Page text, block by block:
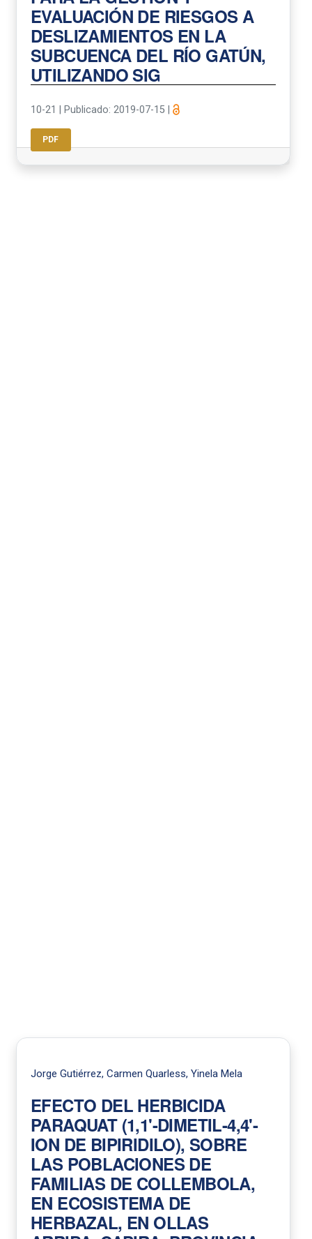
EVALUACIÓN DE RIESGOS A
DESLIZAMIENTOS EN LA
SUBCUENCA DEL RÍO GATÚN,
UTILIZANDO SIG
10-21 Publicado: 2019-07-15
PDF
Jorge Gutiérrez, Carmen Quarless, Yinela Mela
EFECTO DEL HERBICIDA
PARAQUAT (1,1'-DIMETIL-4,4'-
ION DE BIPIRIDILO), SOBRE
LAS POBLACIONES DE
FAMILIAS DE COLLEMBOLA,
EN ECOSISTEMA DE
HERBAZAL, EN OLLAS